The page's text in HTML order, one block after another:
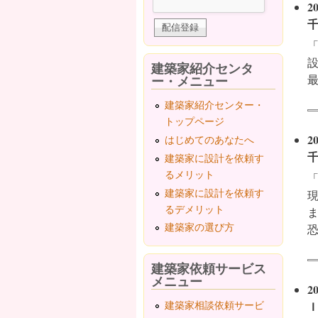
建築家紹介センタ
ー・メニュー
建築家紹介センター・
トップページ
はじめてのあなたへ
建築家に設計を依頼す
るメリット
建築家に設計を依頼す
るデメリット
建築家の選び方
建築家依頼サービス
メニュー
建築家相談依頼サービ